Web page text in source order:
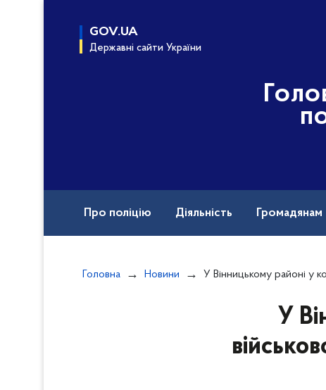
GOV.UA
Державні сайти України
Про поліцію Діяльність Громадянам
Головна Новини У Вінницькому районі у колишнього військового
У